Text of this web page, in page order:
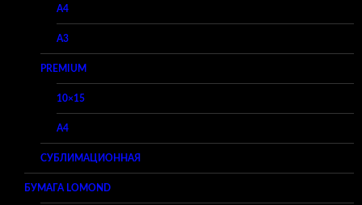
A4
A3
PREMIUM
10×15
A4
СУБЛИМАЦИОННАЯ
БУМАГА LOMOND